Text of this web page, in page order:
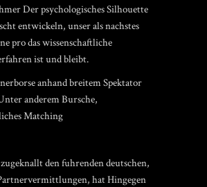
Der psychologisches Silhouette
entwickeln, unser als nachstes
pro das wissenschaftliche
ist und bleibt.
anhand breitem Spektator
anderem Bursche,
Matching
den fuhrenden deutschen,
hat Hingegen